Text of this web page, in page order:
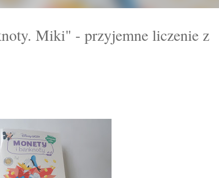
Miki" - przyjemne liczenie z